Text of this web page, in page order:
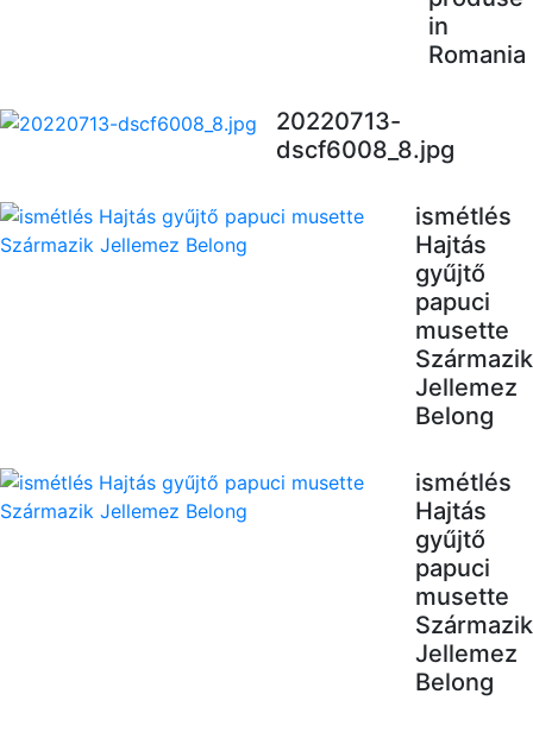
in
Romania
20220713-
dscf6008_8.jpg
ismétlés
Hajtás
gyűjtő
papuci
musette
Származik
Jellemez
Belong
ismétlés
Hajtás
gyűjtő
papuci
musette
Származik
Jellemez
Belong